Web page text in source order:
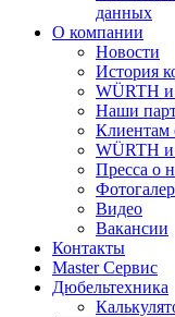
данных
О компании
Новости
История
WÜRTH и
Наши
Клиентам
WÜRTH и
Пресса о
Видео
Вакансии
Контакты
Master Сервис
Дюбельтехника